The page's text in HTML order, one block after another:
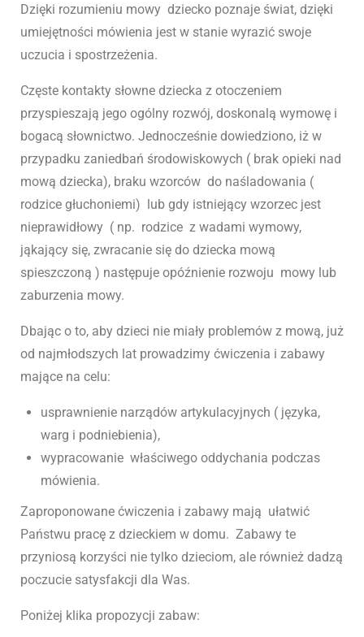
Dzięki rozumieniu mowy dziecko poznaje świat, dzięki
umiejętności mówienia jest w stanie wyrazić swoje
uczucia i spostrzeżenia.
Częste kontakty słowne dziecka z otoczeniem
przyspieszają jego ogólny rozwój, doskonalą wymowę i
bogacą słownictwo. Jednocześnie dowiedziono, iż w
przypadku zaniedbań środowiskowych ( brak opieki nad
mową dziecka), braku wzorców do naśladowania (
rodzice głuchoniemi) lub gdy istniejący wzorzec jest
nieprawidłowy ( np. rodzice z wadami wymowy,
jąkający się, zwracanie się do dziecka mową
spieszczoną ) następuje opóźnienie rozwoju mowy lub
zaburzenia mowy.
Dbając o to, aby dzieci nie miały problemów z mową, już
od najmłodszych lat prowadzimy ćwiczenia i zabawy
mające na celu:
usprawnienie narządów artykulacyjnych ( języka,
warg i podniebienia),
wypracowanie właściwego oddychania podczas
mówienia.
Zaproponowane ćwiczenia i zabawy mają ułatwić
Państwu pracę z dzieckiem w domu. Zabawy te
przyniosą korzyści nie tylko dzieciom, ale również dadzą
poczucie satysfakcji dla Was.
Poniżej klika propozycji zabaw: